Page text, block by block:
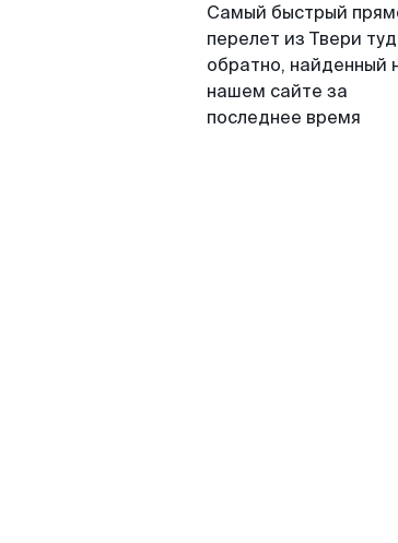
Самый быстрый
перелет из Твери
обратно, найденный
нашем сайте за
последнее время